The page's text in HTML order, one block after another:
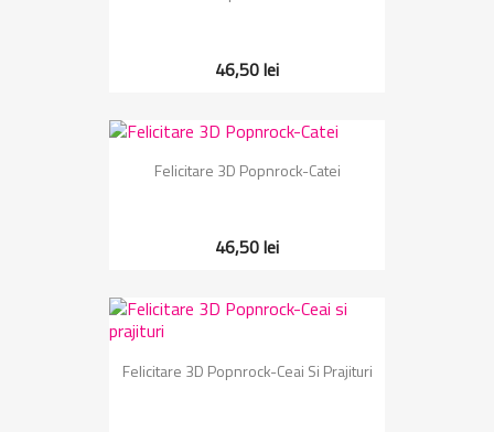
46,50 lei
Felicitare 3D Popnrock-Catei
46,50 lei
Felicitare 3D Popnrock-Ceai Si Prajituri